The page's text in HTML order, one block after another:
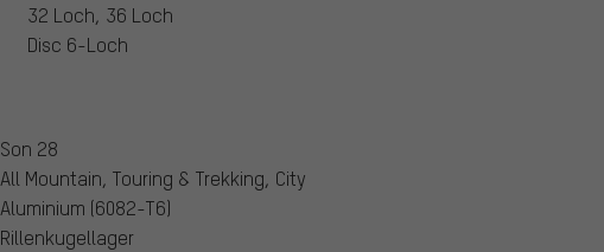
32 Loch, 36 Loch
Disc 6-Loch
Son 28
All Mountain, Touring & Trekking, City
Aluminium (6082-T6)
Rillenkugellager